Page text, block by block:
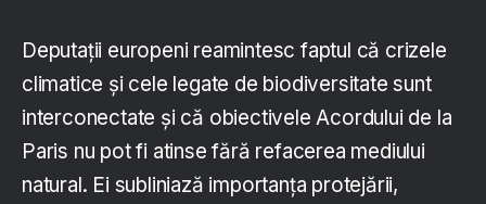
Deputații europeni reamintesc faptul că crizele
climatice și cele legate de biodiversitate sunt
interconectate și că obiectivele Acordului de la
Paris nu pot fi atinse fără refacerea mediului
natural. Ei subliniază importanța protejării,